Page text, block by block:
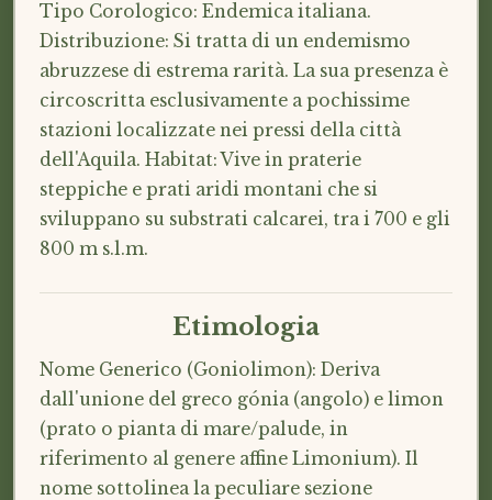
Tipo Corologico: Endemica italiana.
Distribuzione: Si tratta di un endemismo
abruzzese di estrema rarità. La sua presenza è
circoscritta esclusivamente a pochissime
stazioni localizzate nei pressi della città
dell'Aquila. Habitat: Vive in praterie
steppiche e prati aridi montani che si
sviluppano su substrati calcarei, tra i 700 e gli
800 m s.l.m.
Etimologia
Nome Generico (Goniolimon): Deriva
dall'unione del greco gónia (angolo) e limon
(prato o pianta di mare/palude, in
riferimento al genere affine Limonium). Il
nome sottolinea la peculiare sezione